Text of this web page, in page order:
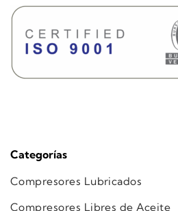
Categorías
Compresores Lubricados
Compresores Libres de Aceite